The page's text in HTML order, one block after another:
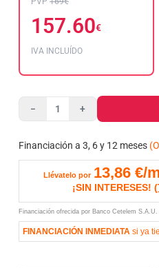
157.60€
IVA INCLUÍDO
− +
Financiación a 3, 6 y 12 meses
Llévatelo por 13,86 €/
¡SIN INTERESES! (
Financiación ofrecida por Banco Cetelem S.A.U.
FINANCIACIÓN INMEDIATA si ya